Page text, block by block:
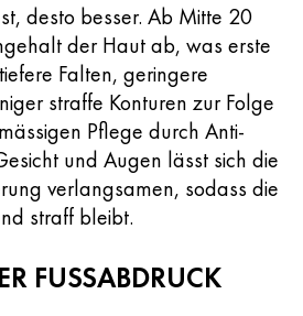
desto besser. Ab Mitte 20
der Haut ab, was erste
Falten, geringere
straffe Konturen zur Folge
Pflege durch Anti-
und Augen lässt sich die
verlangsamen, sodass die
straff bleibt.
FUSSABDRUCK